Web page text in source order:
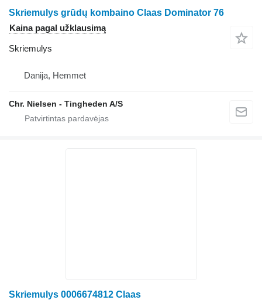
Skriemulys grūdų kombaino Claas Dominator 76
Kaina pagal užklausimą
Skriemulys
Danija, Hemmet
Chr. Nielsen - Tingheden A/S
Skriemulys 0006674812 Claas